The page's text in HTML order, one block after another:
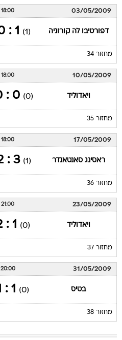
03/05/2009
18:00
דפורטיבו לה קורוניה (1)
1 : 0
מחזור 34
10/05/2009
18:00
ויאדוליד (0)
0 : 0
מחזור 35
17/05/2009
18:00
ראסינג סאנטאנדר (1)
3 : 2
מחזור 36
23/05/2009
21:00
ויאדוליד (0)
1 : 2
מחזור 37
31/05/2009
20:00
בטיס (0)
1 : 1
מחזור 38